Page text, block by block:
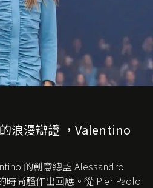
浪漫辯證 ，Valentino
的創意總監 Alessandro
時尚騷作出回應。從 Pier Paolo